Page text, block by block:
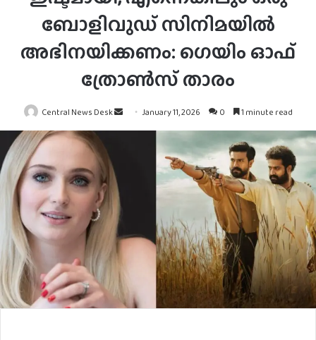
ബോളിവുഡ് സിനിമയിൽ
അഭിനയിക്കണം: ഗെയിം ഓഫ്
ത്രോൺസ് താരം
Central News Desk
Send
an
January 11, 2026 0 1 minute read